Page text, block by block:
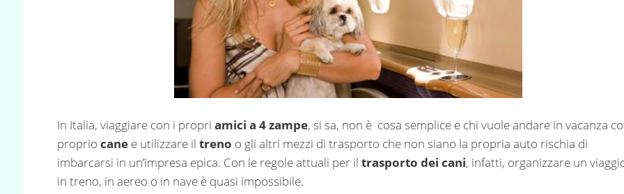
In Italia, viaggiare con i propri amici a 4 zampe, si sa, non è cosa semplice e chi vuole andare in vacanza
proprio cane e utilizzare il treno o gli altri mezzi di trasporto che non siano la propria auto rischia di
imbarcarsi in un’impresa epica. Con le regole attuali per il trasporto dei cani, infatti, organizzare un
in treno, in aereo o in nave è quasi impossibile.